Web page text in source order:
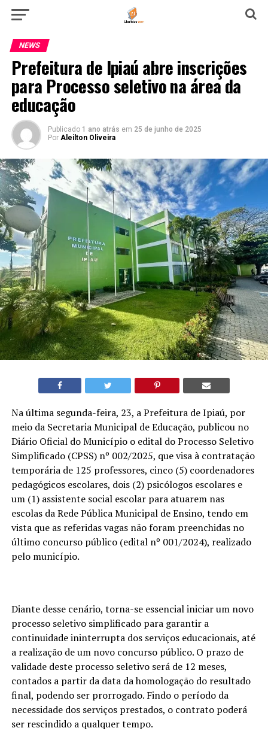
NEWS
Prefeitura de Ipiaú abre inscrições
para Processo seletivo na área da
educação
Publicado 1 ano atrás em 25 de junho de 2025
Por Aleilton Oliveira
Na última segunda-feira, 23, a Prefeitura de Ipiaú, por
meio da Secretaria Municipal de Educação, publicou no
Diário Oficial do Município o edital do Processo Seletivo
Simplificado (CPSS) nº 002/2025, que visa à contratação
temporária de 125 professores, cinco (5) coordenadores
pedagógicos escolares, dois (2) psicólogos escolares e
um (1) assistente social escolar para atuarem nas
escolas da Rede Pública Municipal de Ensino, tendo em
vista que as referidas vagas não foram preenchidas no
último concurso público (edital nº 001/2024), realizado
pelo município.
Diante desse cenário, torna-se essencial iniciar um novo
processo seletivo simplificado para garantir a
continuidade ininterrupta dos serviços educacionais, até
a realização de um novo concurso público. O prazo de
validade deste processo seletivo será de 12 meses,
contados a partir da data da homologação do resultado
final, podendo ser prorrogado. Findo o período da
necessidade dos serviços prestados, o contrato poderá
ser rescindido a qualquer tempo.